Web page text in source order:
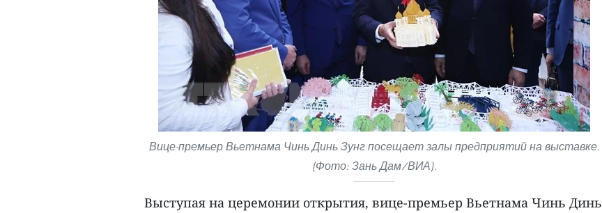
Вице-премьер Вьетнама Чинь Динь Зунг посещает залы предприятий на выставке.
(Фото: Зань Дам/ВИА).
Выступая на церемонии открытия, вице-премьер Вьетнама Чинь Динь